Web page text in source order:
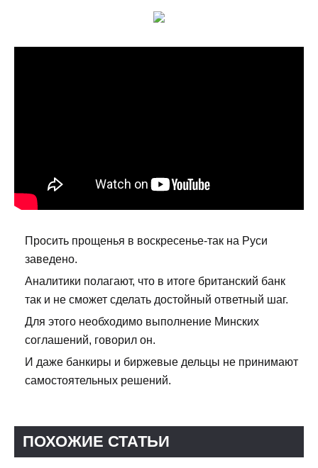
Просить прощенья в воскресенье-так на Руси
заведено.
Аналитики полагают, что в итоге британский банк
так и не сможет сделать достойный ответный шаг.
Для этого необходимо выполнение Минских
соглашений, говорил он.
И даже банкиры и биржевые дельцы не принимают
самостоятельных решений.
ПОХОЖИЕ СТАТЬИ